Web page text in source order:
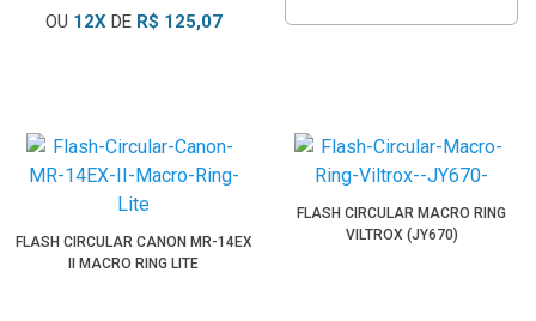
OU 12XDE R$ 125,07
FLASH CIRCULAR CANON MR-14EX
II MACRO RING LITE
FLASH CIRCULAR MACRO RING
VILTROX (JY670)